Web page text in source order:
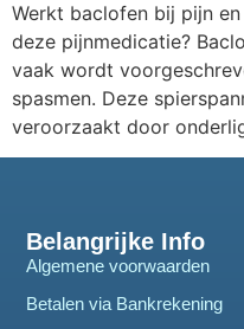
Werkt baclofen bij pijn
deze pijnmedicatie?
vaak wordt
spasmen. Deze
veroorzaakt door
Belangrijke Info
Algemene voorwaarden
Betalen via Bankrekening